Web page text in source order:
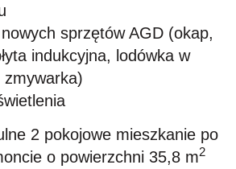
sprzętów AGD (okap,
indukcyjna, lodówka w
zmywarka)
2 pokojowe mieszkanie po
o powierzchni 35,8 m2